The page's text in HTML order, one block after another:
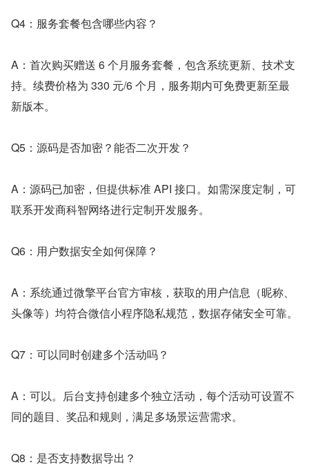
Q4：服务套餐包含哪些内容？
A：首次购买赠送 6 个月服务套餐，包含系统更新、技术支
持。续费价格为 330 元/6 个月，服务期内可免费更新至最
新版本。
Q5：源码是否加密？能否二次开发？
A：源码已加密，但提供标准 API 接口。如需深度定制，可
联系开发商科智网络进行定制开发服务。
Q6：用户数据安全如何保障？
A：系统通过微擎平台官方审核，获取的用户信息（昵称、
头像等）均符合微信小程序隐私规范，数据存储安全可靠。
Q7：可以同时创建多个活动吗？
A：可以。后台支持创建多个独立活动，每个活动可设置不
同的题目、奖品和规则，满足多场景运营需求。
Q8：是否支持数据导出？